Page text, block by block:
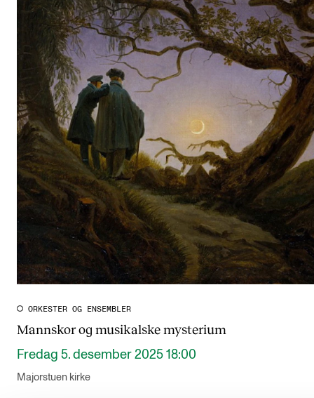
ORKESTER OG ENSEMBLER
Mannskor og musikalske mysterium
Fredag 5. desember 2025 18:00
Majorstuen kirke